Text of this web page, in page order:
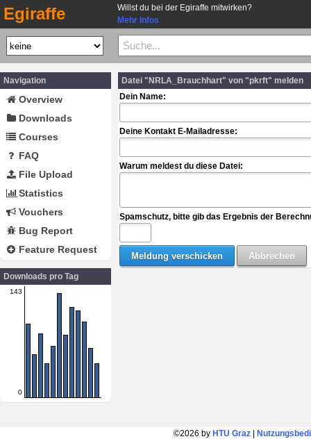
Egiraffe
Willst du bei der Egiraffe mitwirken?
Mehr Infos
Navigation
Overview
Downloads
Courses
FAQ
File Upload
Statistics
Vouchers
Bug Report
Feature Request
Downloads pro Tag
143
0
Datei "NRLA_Brauchhart" von "pkrft" melden
Dein Name:
Deine Kontakt E-Mailadresse:
Warum meldest du diese Datei:
Spamschutz, bitte gib das Ergebnis der
©2026 by HTU Graz|